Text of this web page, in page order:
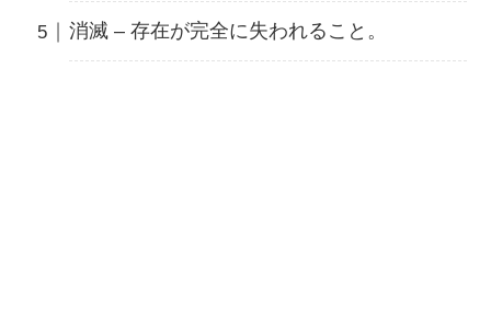
消滅 – 存在が完全に失われること。